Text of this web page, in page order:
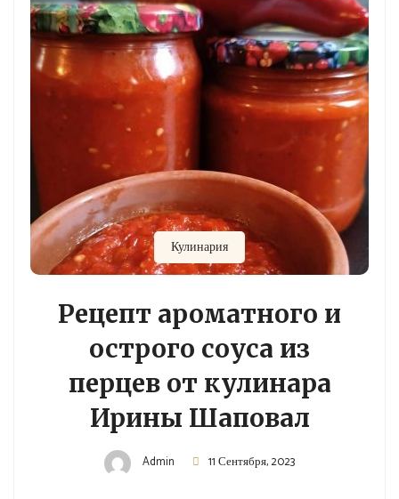
Кулинария
Рецепт ароматного и
острого соуса из
перцев от кулинара
Ирины Шаповал
Admin 11 Сентября, 2023